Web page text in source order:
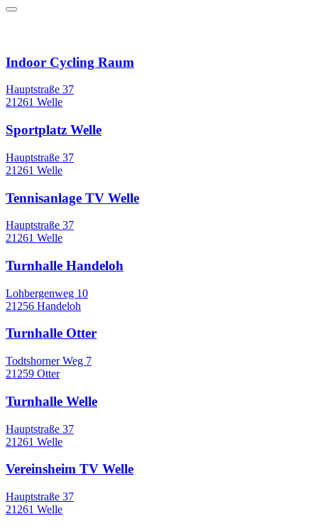
Indoor Cycling Raum
Hauptstraße 37
21261 Welle
Sportplatz Welle
Hauptstraße 37
21261 Welle
Tennisanlage TV Welle
Hauptstraße 37
21261 Welle
Turnhalle Handeloh
Lohbergenweg 10
21256 Handeloh
Turnhalle Otter
Todtshorner Weg 7
21259 Otter
Turnhalle Welle
Hauptstraße 37
21261 Welle
Vereinsheim TV Welle
Hauptstraße 37
21261 Welle